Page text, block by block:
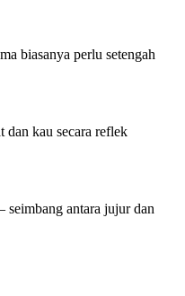
biasanya perlu setengah
kau secara reflek
antara jujur dan